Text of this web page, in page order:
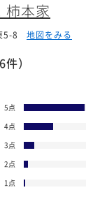
柿本家
5-8 地図をみる
件）
5点
4点
3点
2点
1点